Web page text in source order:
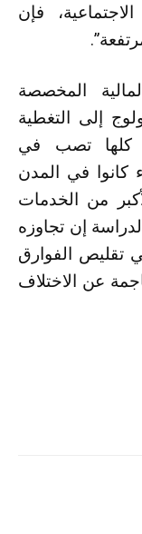
فإن
المخصصة
إلى التغطية
كلها تصب في
كانوا في المدن
من الخدمات
إن تجاوزه
تقليص الفوارق
عن الاختلاف